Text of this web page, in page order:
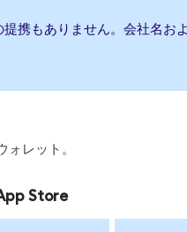
携もありません。会社名お
レット。
Store